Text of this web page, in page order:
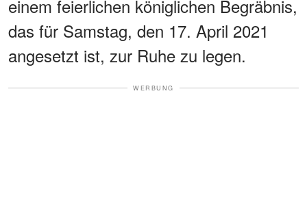
einem feierlichen königlichen Begräbnis,
das für Samstag, den 17. April 2021
angesetzt ist, zur Ruhe zu legen.
WERBUNG